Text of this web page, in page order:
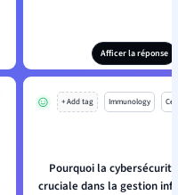
Afficer la réponse
+ Add tag Immunology
Pourquoi la
cruciale dans la gestion